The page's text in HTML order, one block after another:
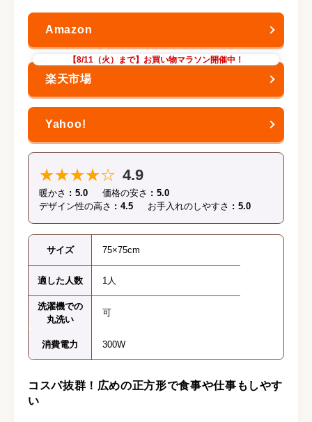
【8/11（火）まで】お買い物マラソン開催中！
★★★★☆ 4.9
暖かさ 5.0 価格の安さ
5.0
デザイン性の高さ
4.5 お手入れのしやすさ 5.0
サイズ 75×75cm
適した人数 1人
洗濯機での
丸洗い
可
消費電力 300W
コスパ抜群！広めの正方形で食事や仕事もしやす
い